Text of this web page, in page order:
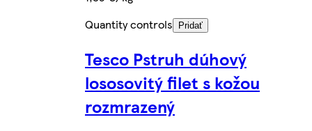
Quantity controls
Pridať
Tesco Pstruh dúhový
lososovitý filet s kožou
rozmrazený